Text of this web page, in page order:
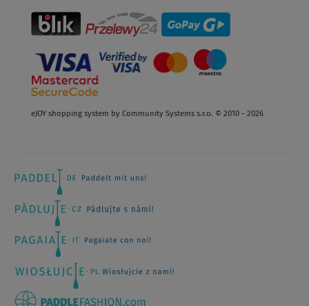
eJOY shopping system by Community Systems s.r.o. © 2010 - 2026